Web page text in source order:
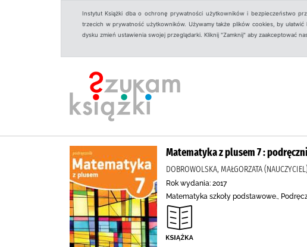
Instytut Książki dba o ochronę prywatności użytkowników i bezpieczeństwo
trzecich w prywatność użytkowników. Używamy także plików cookies, by
dysku zmień ustawienia swojej przeglądarki. Kliknij "Zamknij" aby zaakceptować
Matematyka z plusem 7 :
DOBROWOLSKA, MAŁGORZATA
Rok wydania: 2017
Matematyka szkoły podstawowe.,